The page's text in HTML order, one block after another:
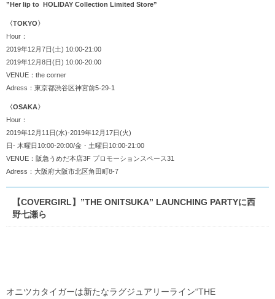
”Her lip to HOLIDAY Collection Limited Store”
〈TOKYO〉
Hour：
2019年12月7日(土) 10:00-21:00
2019年12月8日(日) 10:00-20:00
VENUE：the corner
Adress：東京都渋谷区神宮前5-29-1
〈OSAKA〉
Hour：
2019年12月11日(水)-2019年12月17日(火)
日- 木曜日10:00-20:00/金・土曜日10:00-21:00
VENUE：阪急うめだ本店3F プロモーションスペース31
Adress：大阪府大阪市北区角田町8-7
【COVERGIRL】”THE ONITSUKA” LAUNCHING PARTYに西
野七瀬ら
オニツカタイガーは新たなラグジュアリーライン“THE